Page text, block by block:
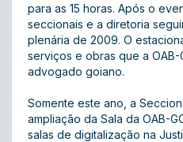
para as 15 horas. Após o
seccionais e a diretoria
plenária de 2009. O
serviços e obras que a
advogado goiano.
Somente este ano, a
ampliação da Sala da OAB-
salas de digitalização na